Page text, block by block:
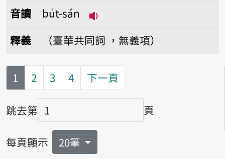
音讀
bu̍t-sán
釋義 （臺華共同詞 ，無義項）
第
1 2 3 4 下一頁
跳去第
頁碼
頁
每頁顯示 20筆